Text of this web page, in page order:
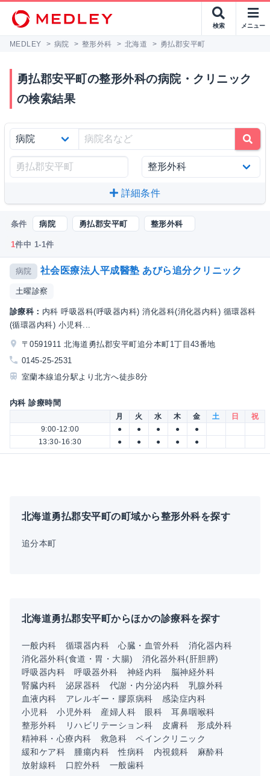
検索 メニュー
MEDLEY > 病院 > 整形外科 > 北海道 > 勇払郡安平町
勇払郡安平町の整形外科の病院・クリニック
の検索結果
詳細条件
条件 病院 勇払郡安平町 整形外科
1件中 1-1件
病院 社会医療法人平成醫塾 あびら追分クリニック
土曜診察
診療科： 内科 呼吸器科(呼吸器内科) 消化器科(消化器内科) 循環器科
(循環器内科) 小児科...
〒0591911 北海道勇払郡安平町追分本町1丁目43番地
0145-25-2531
室蘭本線追分駅より北方へ徒歩8分
内科 診療時間
月 火 水 木 金 土 日
祝
9:00-12:00
● ● ● ●
●
13:30-16:30
● ● ● ● ●
北海道勇払郡安平町の町域から整形外科を探す
追分本町
北海道勇払郡安平町からほかの診療科を探す
一般内科 循環器内科 心臓・血管外科
消化器内科
消化器外科(食道・胃・大腸)
消化器外科(肝胆膵)
呼吸器内科
呼吸器外科 神経内科
脳神経外科
腎臓内科
泌尿器科 代謝・内分泌内科
乳腺外科
血液内科
アレルギー・膠原病科
感染症内科
小児科
小児外科 産婦人科 眼科
耳鼻咽喉科
整形外科
リハビリテーション科 皮膚科
形成外科
精神科・心療内科
救急科
ペインクリニック
緩和ケア科
腫瘍内科 性病科 内視鏡科
麻酔科
放射線科
口腔外科 一般歯科